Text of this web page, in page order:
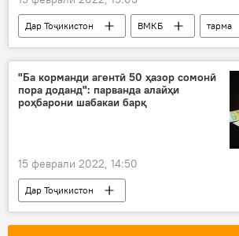
Дар Тоҷикистон ВМКБ
тарма
КҲФ
Рӯйдод, ҷиноят ва ҳолатҳои
"Ба корманди агентӣ 50 ҳазор сомонӣ
пора доданд": парванда алайҳи
роҳбарони шабакаи барқ
15 феврали 2022, 14:50
Дар Тоҷикистон
Рӯйдод, ҷиноят ва ҳолатҳои фавқулода